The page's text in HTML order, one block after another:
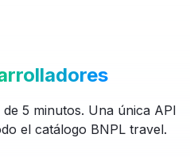
5 minutos. Una única API
el catálogo BNPL travel.